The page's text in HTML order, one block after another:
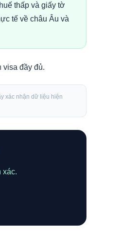
thấp và giấy tờ
tế về châu Âu và
visa đầy đủ.
xác nhận dữ liệu hiện
xác.